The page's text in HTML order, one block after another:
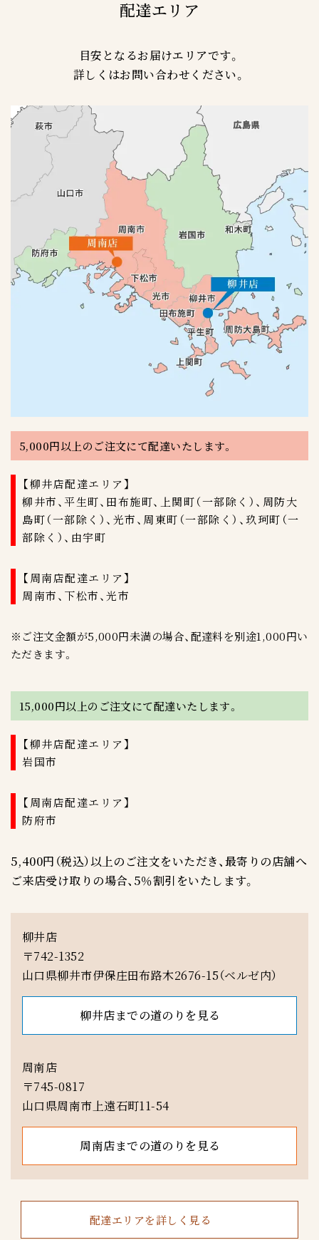
配達エリア
目安となるお届けエリアです。
詳しくはお問い合わせください。
5,000円以上のご注文にて配達いたします。
【柳井店配達エリア】
柳井市、平生町、田布施町、上関町（一部除く）、周防大
島町（一部除く）、光市、周東町（一部除く）、玖珂町（一
部除く）、由宇町
【周南店配達エリア】
周南市、下松市、光市
※ご注文金額が5,000円未満の場合、配達料を別途1,000円い
ただきます。
15,000円以上のご注文にて配達いたします。
【柳井店配達エリア】
岩国市
【周南店配達エリア】
防府市
5,400円（税込）以上のご注文をいただき、最寄りの店舗へ
ご来店受け取りの場合、5％割引をいたします。
柳井店
〒742-1352
山口県柳井市伊保庄田布路木2676-15（ベルゼ内）
柳井店までの道のりを見る
周南店
〒745-0817
山口県周南市上遠石町11-54
周南店までの道のりを見る
配達エリアを詳しく見る